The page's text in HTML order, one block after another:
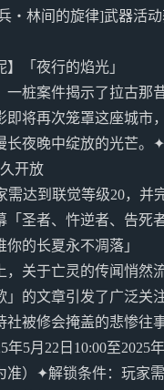
・林间的旋律]武器活动
】「夜行的焰光」
桩案件揭示了拉古那
即将再次笼罩这座城市
长夜晚中绽放的光芒。
开放
需达到联觉等级20，并
「圣者、忤逆者、告死
你的长夏永不凋落」
，关于亡灵的传闻悄然
」的文章引发了广泛关
被修会掩盖的悲惨往事
5月22日10:00至2025
准）✦解锁条件：玩家